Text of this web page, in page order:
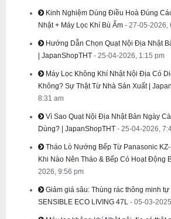
Kinh Nghiệm Dùng Điều Hoà Đúng
Nhật + Máy Lọc Khí Bù Ẩm - 27-05-2026,
Hướng Dẫn Chọn Quạt Nội Địa Nhật
| JapanShopTHT - 25-04-2026, 1:15 pm
Máy Lọc Không Khí Nhật Nội Địa Có
Không? Sự Thật Từ Nhà Sản Xuất |
8:31 am
Vì Sao Quạt Nội Địa Nhật Bản Ngày
Dùng? | JapanShopTHT - 25-04-2026,
Tháo Lò Nướng Bếp Từ Panasonic
Khi Nào Nên Tháo & Bếp Có Hoạt Động
2026, 9:56 pm
Giảm giá sâu: Thùng rác thông minh
SENSIBLE ECO LIVING 47L - 05-03-